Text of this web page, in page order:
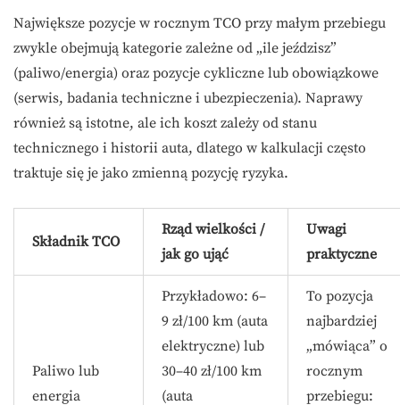
Największe pozycje w rocznym TCO przy małym przebiegu
zwykle obejmują kategorie zależne od „ile jeździsz”
(paliwo/energia) oraz pozycje cykliczne lub obowiązkowe
(serwis, badania techniczne i ubezpieczenia). Naprawy
również są istotne, ale ich koszt zależy od stanu
technicznego i historii auta, dlatego w kalkulacji często
traktuje się je jako zmienną pozycję ryzyka.
Składnik TCO
Rząd wielkości /
jak go ująć
Uwagi
praktyczne
Paliwo lub
energia
Przykładowo: 6–
9 zł/100 km (auta
elektryczne) lub
30–40 zł/100 km
(auta
To pozycja
najbardziej
„mówiąca” o
rocznym
przebiegu: